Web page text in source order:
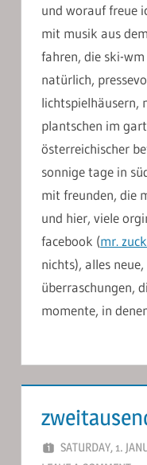
und worauf freue
mit musik aus
fahren, die ski-
natürlich,
lichtspielhäusern,
plantschen im
österreichischer
sonnige tage in
mit freunden, die
und hier, viele
facebook (mr.
nichts), alles
überraschungen,
momente, in
SATURDAY, 1.